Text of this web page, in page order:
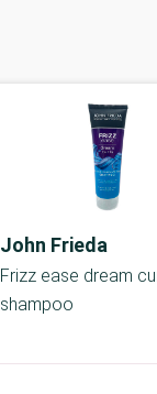
John Frieda
Frizz ease dream
shampoo